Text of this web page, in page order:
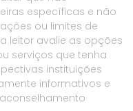
específicas e não
ou limites de
leitor avalie as opções
serviços que tenha
instituições
informativos e